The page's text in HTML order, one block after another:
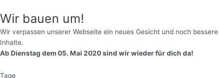
Wir bauen um!
Wir verpassen unserer Webseite ein neues Gesicht und noch bessere
Inhalte.
Ab Dienstag dem 05. Mai 2020 sind wir wieder für dich da!
Tage